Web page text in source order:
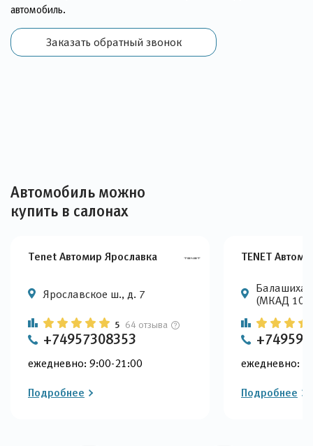
автомобиль.
Заказать обратный звонок
Автомобиль можно
купить в салонах
Tenet Автомир Ярославка
Ярославское ш., д. 7
5 64 отзыва
+74957308353
ежедневно: 9:00-21:00
Подробнее
TENET
Балашиха,
(МКАД 105
ежедневно:
Подробнее